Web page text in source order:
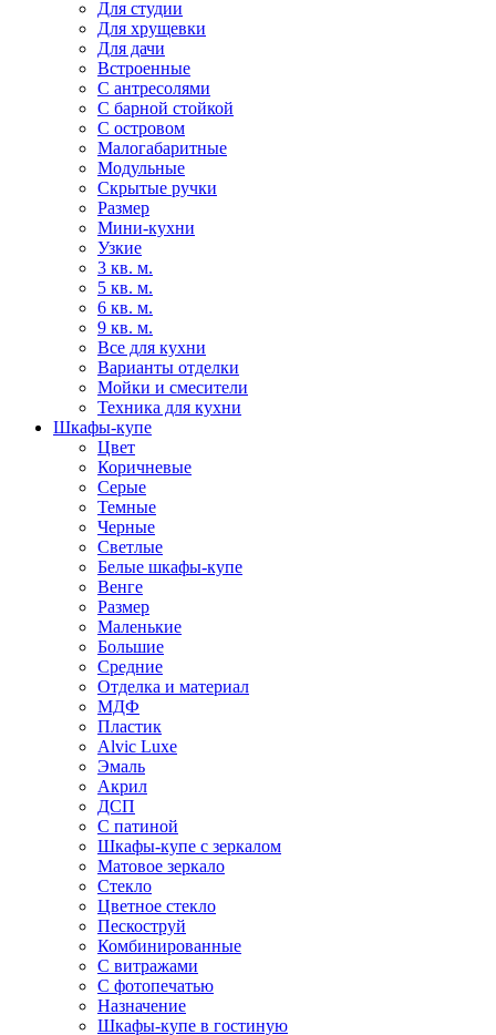
Для студии
Для хрущевки
Для дачи
Встроенные
С антресолями
С барной стойкой
С островом
Малогабаритные
Модульные
Скрытые ручки
Размер
Мини-кухни
Узкие
3 кв. м.
5 кв. м.
6 кв. м.
9 кв. м.
Все для кухни
Варианты отделки
Мойки и смесители
Техника для кухни
Шкафы-купе
Цвет
Коричневые
Серые
Темные
Черные
Светлые
Белые шкафы-купе
Венге
Размер
Маленькие
Большие
Средние
Отделка и материал
МДФ
Пластик
Alvic Luxe
Эмаль
Акрил
ДСП
С патиной
Шкафы-купе с зеркалом
Матовое зеркало
Стекло
Цветное стекло
Пескоструй
Комбинированные
С витражами
С фотопечатью
Назначение
Шкафы-купе в гостиную